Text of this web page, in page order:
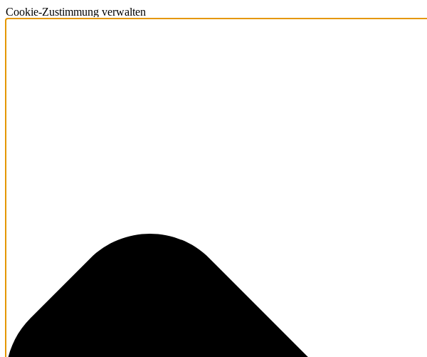
Cookie-Zustimmung verwalten